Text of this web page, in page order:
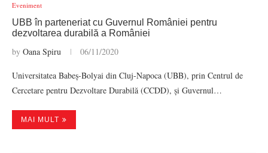
Eveniment
UBB în parteneriat cu Guvernul României pentru
dezvoltarea durabilă a României
by Oana Spiru 06/11/2020
Universitatea Babeș-Bolyai din Cluj-Napoca (UBB), prin Centrul de
Cercetare pentru Dezvoltare Durabilă (CCDD), și Guvernul…
MAI MULT